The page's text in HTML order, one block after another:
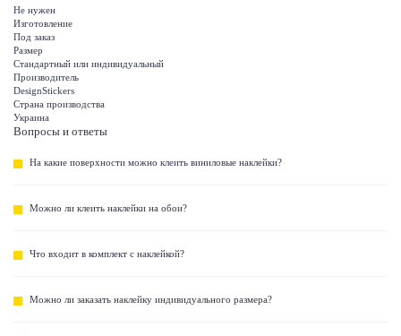
Не нужен
Изготовление
Под заказ
Размер
Стандартный или индивидуальный
Производитель
DesignStickers
Страна производства
Украина
Вопросы и ответы
На какие поверхности можно клеить виниловые наклейки?
Можно ли клеить наклейки на обои?
Что входит в комплект с наклейкой?
Можно ли заказать наклейку индивидуального размера?